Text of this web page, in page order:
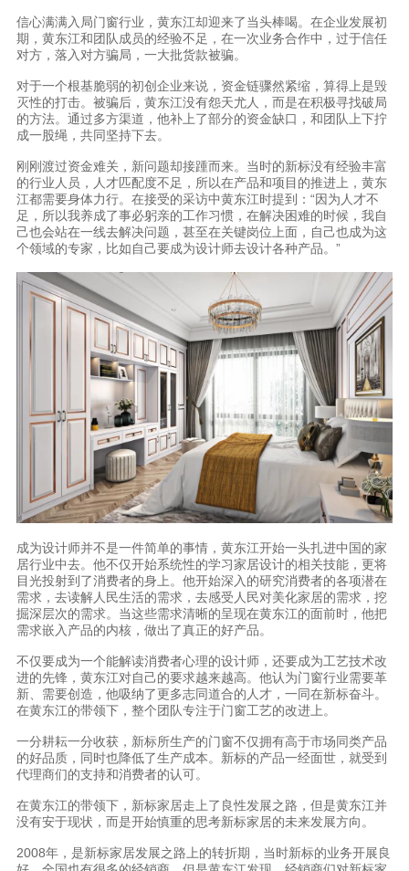
信心满满入局门窗行业，黄东江却迎来了当头棒喝。在企业发展初
期，黄东江和团队成员的经验不足，在一次业务合作中，过于信任
对方，落入对方骗局，一大批货款被骗。
对于一个根基脆弱的初创企业来说，资金链骤然紧缩，算得上是毁
灭性的打击。被骗后，黄东江没有怨天尤人，而是在积极寻找破局
的方法。通过多方渠道，他补上了部分的资金缺口，和团队上下拧
成一股绳，共同坚持下去。
刚刚渡过资金难关，新问题却接踵而来。当时的新标没有经验丰富
的行业人员，人才匹配度不足，所以在产品和项目的推进上，黄东
江都需要身体力行。在接受的采访中黄东江时提到：“因为人才不
足，所以我养成了事必躬亲的工作习惯，在解决困难的时候，我自
己也会站在一线去解决问题，甚至在关键岗位上面，自己也成为这
个领域的专家，比如自己要成为设计师去设计各种产品。”
成为设计师并不是一件简单的事情，黄东江开始一头扎进中国的家
居行业中去。他不仅开始系统性的学习家居设计的相关技能，更将
目光投射到了消费者的身上。他开始深入的研究消费者的各项潜在
需求，去读解人民生活的需求，去感受人民对美化家居的需求，挖
掘深层次的需求。当这些需求清晰的呈现在黄东江的面前时，他把
需求嵌入产品的内核，做出了真正的好产品。
不仅要成为一个能解读消费者心理的设计师，还要成为工艺技术改
进的先锋，黄东江对自己的要求越来越高。他认为门窗行业需要革
新、需要创造，他吸纳了更多志同道合的人才，一同在新标奋斗。
在黄东江的带领下，整个团队专注于门窗工艺的改进上。
一分耕耘一分收获，新标所生产的门窗不仅拥有高于市场同类产品
的好品质，同时也降低了生产成本。新标的产品一经面世，就受到
代理商们的支持和消费者的认可。
在黄东江的带领下，新标家居走上了良性发展之路，但是黄东江并
没有安于现状，而是开始慎重的思考新标家居的未来发展方向。
2008年，是新标家居发展之路上的转折期，当时新标的业务开展良